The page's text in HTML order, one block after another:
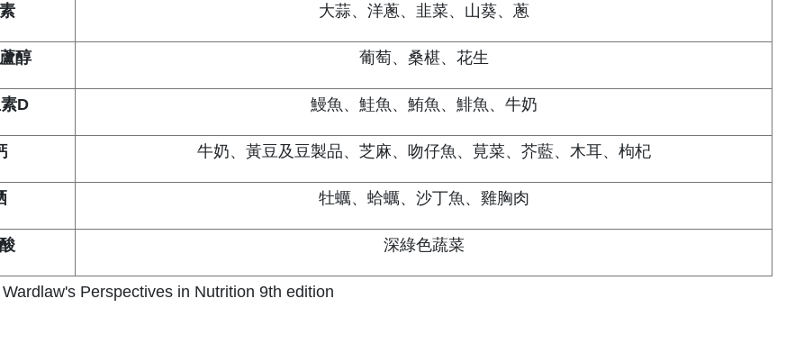
大蒜、洋蔥、韭菜、山葵、蔥
醇 葡萄、桑椹、花生
D 鰻魚、鮭魚、鮪魚、鯡魚、牛奶
牛奶、黃豆及豆製品、芝麻、吻仔魚、莧菜、芥藍、木耳、枸杞
牡蠣、蛤蠣、沙丁魚、雞胸肉
深綠色蔬菜
Perspectives in Nutrition 9th edition